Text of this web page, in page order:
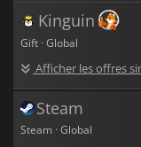
Kinguin
Gift · Global
Afficher les offres
Steam
Steam · Global